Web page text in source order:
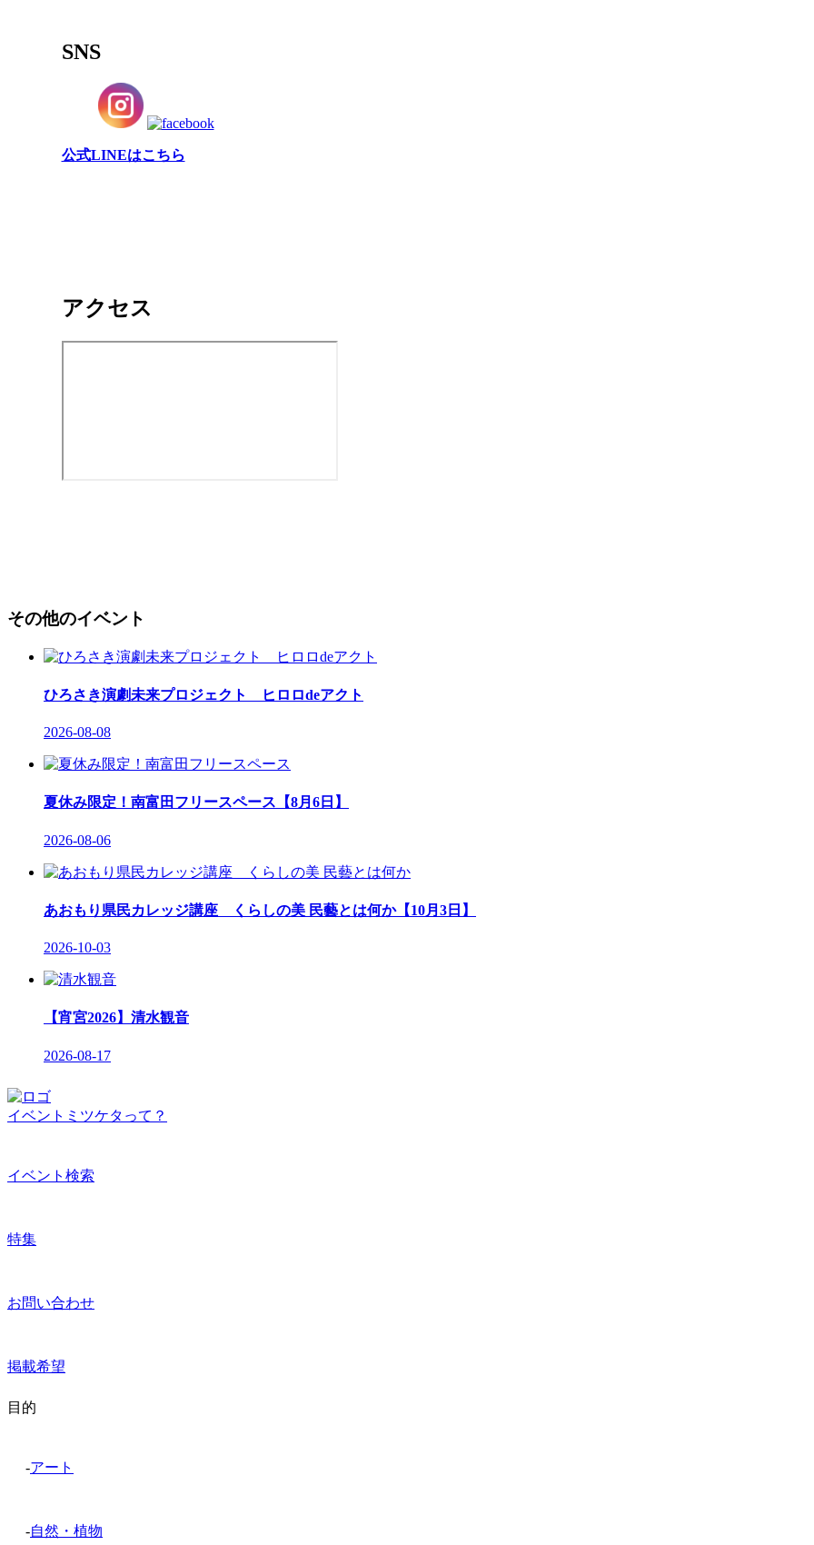
SNS
公式LINEはこちら
アクセス
その他のイベント
ひろさき演劇未来プロジェクト ヒロロdeアクト
2026-08-08
夏休み限定！南富田フリースペース【8月6日】
2026-08-06
あおもり県民カレッジ講座 くらしの美 民藝とは何か【10月3日】
2026-10-03
【宵宮2026】清水観音
2026-08-17
イベントミツケタって？
イベント検索
特集
お問い合わせ
掲載希望
目的
-アート
-自然・植物